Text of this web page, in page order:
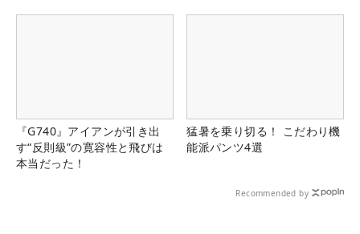
『G740』アイアンが引き出
す“反則級”の寛容性と飛びは
本当だった！
猛暑を乗り切る！ こだわり機
能派パンツ4選
Recommended by